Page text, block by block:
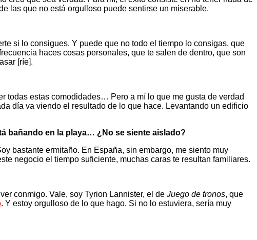
las que no está orgulloso puede sentirse un miserable.
si lo consigues. Y puede que no todo el tiempo lo consigas, que
haces cosas personales, que te salen de dentro, que son
[ríe].
todas estas comodidades… Pero a mí lo que me gusta de verdad
día va viendo el resultado de lo que hace. Levantando un edificio
bañando en la playa… ¿No se siente aislado?
bastante ermitaño. En España, sin embargo, me siento muy
negocio el tiempo suficiente, muchas caras te resultan familiares.
conmigo. Vale, soy Tyrion Lannister, el de Juego de tronos, que
. Y estoy orgulloso de lo que hago. Si no lo estuviera, sería muy